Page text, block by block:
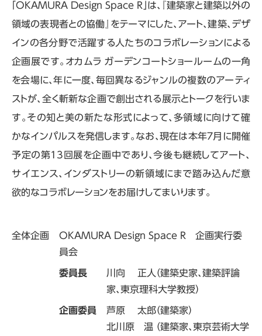
「OKAMURA Design Space R」は、『建築家と建築以外の
領域の表現者との協働』をテーマにした、アート、建築、デザ
インの各分野で活躍する人たちのコラボレーションによる
企画展です。オカムラ ガーデンコートショールームの一角
を会場に、年に一度、毎回異なるジャンルの複数のアーティ
ストが、全く斬新な企画で創出される展示とトークを行いま
す。その知と美の新たな形式によって、多領域に向けて確
かなインパルスを発信します。なお、現在は本年７月に開催
予定の第13回展を企画中であり、今後も継続してアート、
サイエンス、インダストリーの新領域にまで踏み込んだ意
欲的なコラボレーションをお届けしてまいります。
全体企画
OKAMURA Design Space R 企画実行委
員会
委員長
川向 正人（建築史家、建築評論
家、東京理科大学教授）
企画委員
芦原 太郎（建築家）
北川原 温 （建築家、東京芸術大学